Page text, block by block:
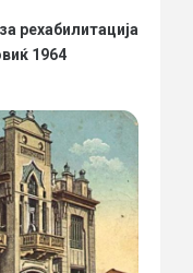
рехабилитација
1964